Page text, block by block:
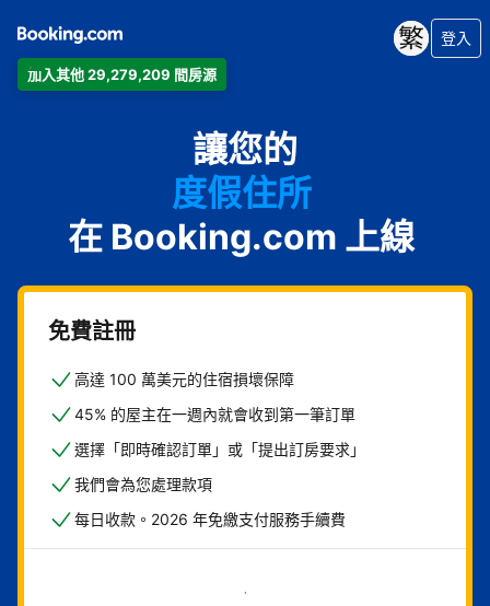
加入其他 29,279,209 間房源
登入
讓您的
公寓
飯店
度假住所
家庭旅館
B&B
在 Booking.com 上線
免費註冊
高達 100 萬美元的住宿損壞保障
45% 的屋主在一週內就會收到第一筆訂單
選擇「即時確認訂單」或「提出訂房要求」
我們會為您處理款項
每日收款。2026 年免繳支付服務手續費
現在就開始